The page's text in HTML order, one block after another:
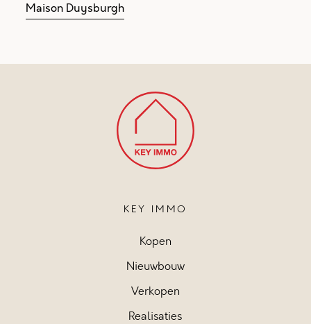
Maison Duysburgh
KEY IMMO
Kopen
Nieuwbouw
Verkopen
Realisaties